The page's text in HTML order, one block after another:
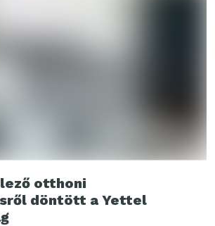
otthoni
döntött a Yettel